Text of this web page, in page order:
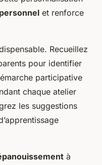
et renforce
Recueillez
pour identifier
participative
chaque atelier
les suggestions
à